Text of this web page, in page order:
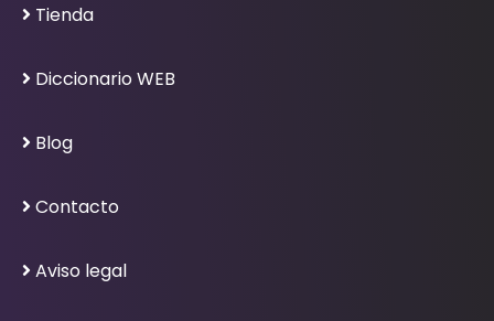
Tienda
Diccionario WEB
Blog
Contacto
Aviso legal